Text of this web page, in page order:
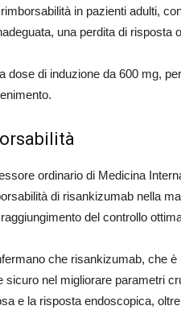
in pazienti adulti,
una perdita di risposta
dose di induzione da 600 mg,
ordinario di Medicina
di risankizumab nella
del controllo
che risankizumab, che è
sicuro nel migliorare parametri
e la risposta endoscopica,